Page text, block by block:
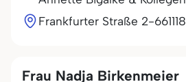
Frankfurter Straße 2-661118
Frau Nadja Birkenmeier